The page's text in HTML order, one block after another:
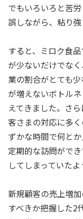
でもいろいろと苦
誤しながら、粘り強
すると、ミロク食
が少ないだけでな
業の割合がとても
が増えないボトル
えてきました。さ
客さまの対応に多
ずかな時間で何と
定期的な訪問がで
してしまっていたよ
新規顧客の売上増
すべきか把握した2